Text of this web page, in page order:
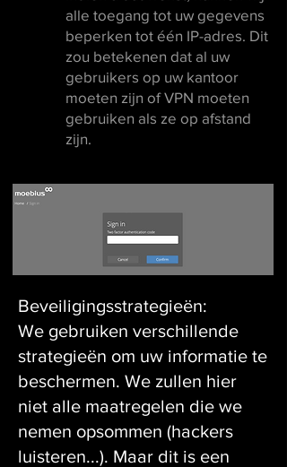
alle toegang tot uw gegevens
beperken tot één IP-adres. Dit
zou betekenen dat al uw
gebruikers op uw kantoor
moeten zijn of VPN moeten
gebruiken als ze op afstand
zijn.
Beveiligingsstrategieën:
We gebruiken verschillende
strategieën om uw informatie te
beschermen. We zullen hier
niet alle maatregelen die we
nemen opsommen (hackers
luisteren...). Maar dit is een